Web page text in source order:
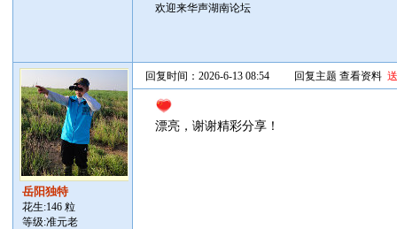
欢迎来华声湖南论坛
岳阳独特
花生:146 粒
等级:准元老
回复时间：2026-6-13 08:54 回复主题 查看资料
漂亮，谢谢精彩分享！